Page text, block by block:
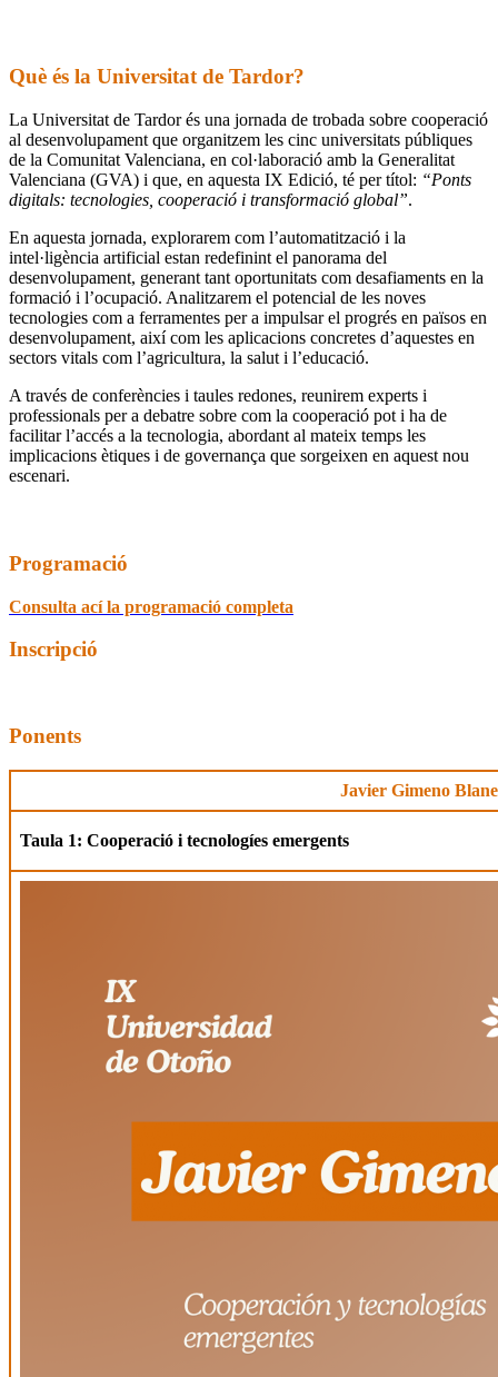
Què és la Universitat de Tardor?
La Universitat de Tardor és una jornada de trobada sobre cooperació
al desenvolupament que organitzem les cinc universitats públiques
de la Comunitat Valenciana, en col·laboració amb la Generalitat
Valenciana (GVA) i que, en aquesta IX Edició, té per títol: “Ponts
digitals: tecnologies, cooperació i transformació global”.
En aquesta jornada, explorarem com l’automatització i la
intel·ligència artificial estan redefinint el panorama del
desenvolupament, generant tant oportunitats com desafiaments en la
formació i l’ocupació. Analitzarem el potencial de les noves
tecnologies com a ferramentes per a impulsar el progrés en països en
desenvolupament, així com les aplicacions concretes d’aquestes en
sectors vitals com l’agricultura, la salut i l’educació.
A través de conferències i taules redones, reunirem experts i
professionals per a debatre sobre com la cooperació pot i ha de
facilitar l’accés a la tecnologia, abordant al mateix temps les
implicacions ètiques i de governança que sorgeixen en aquest nou
escenari.
Programació
Consulta ací la programació completa
Inscripció
Ponents
Javier Gimeno
Taula 1: Cooperació i tecnologíes emergents